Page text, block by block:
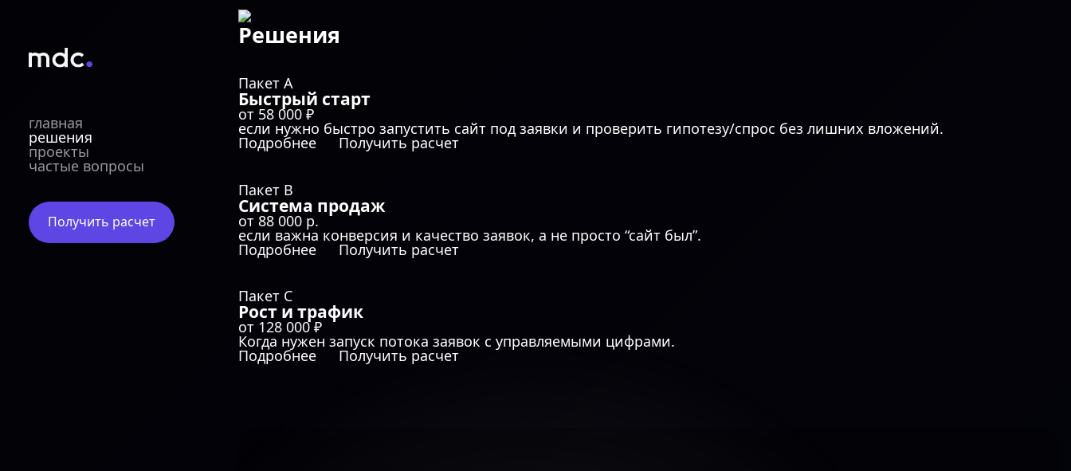
главная
решения
проекты
частые вопросы
Получить расчет
Решения
Пакет A
Быстрый старт
от 58 000 ₽
если нужно быстро запустить сайт под заявки и проверить гипотезу/спрос без лишних вложений.
Подробнее Получить расчет
Пакет B
Система продаж
от 88 000 р.
если важна конверсия и качество заявок, а не просто “сайт был”.
Подробнее Получить расчет
Пакет C
Рост и трафик
от 128 000 ₽
Когда нужен запуск потока заявок с управляемыми цифрами.
Подробнее Получить расчет